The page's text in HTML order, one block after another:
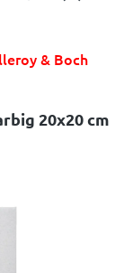
& Boch
20x20 cm